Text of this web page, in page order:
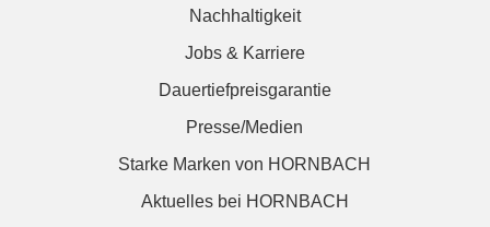
Nachhaltigkeit
Jobs & Karriere
Dauertiefpreisgarantie
Presse/Medien
Starke Marken von HORNBACH
Aktuelles bei HORNBACH